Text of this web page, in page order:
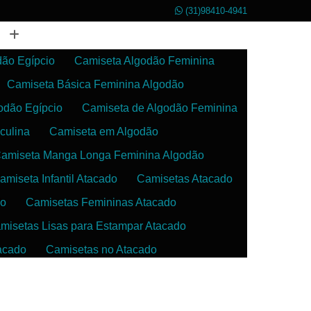
(31)98410-4941
Egípcio
Camiseta Algodão Feminina
Camiseta Básica Feminina Algodão
Egípcio
Camiseta de Algodão Feminina
Camiseta em Algodão
Manga Longa Feminina Algodão
Infantil Atacado
Camisetas Atacado
Camisetas Femininas Atacado
Lisas para Estampar Atacado
Camisetas no Atacado